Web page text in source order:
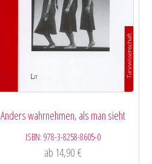
Anders wahrnehmen, als man sieht
ISBN:978-3-8258-8605-0
ab 14,90€